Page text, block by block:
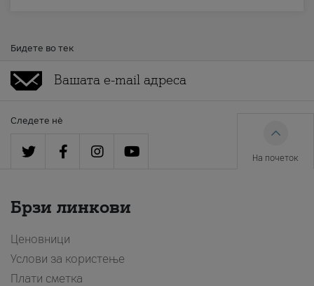
Бидете во тек
Следете нè
На почеток
Брзи линкови
Ценовници
Услови за користење
Плати сметка